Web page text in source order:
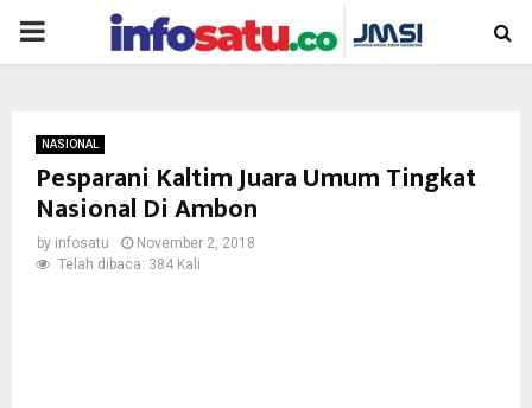
PRIMARY
NASIONAL
Pesparani Kaltim Juara Umum Tingkat
Nasional Di Ambon
by infosatu
November 2, 2018
Telah dibaca: 384 Kali